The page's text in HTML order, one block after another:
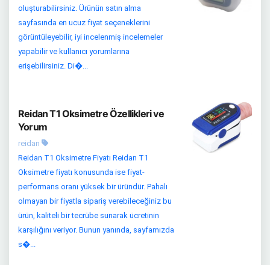
oluşturabilirsiniz. Ürünün satın alma
sayfasında en ucuz fiyat seçeneklerini
görüntüleyebilir, iyi incelenmiş incelemeler
yapabilir ve kullanıcı yorumlarına
erişebilirsiniz. Di�...
Reidan T1 Oksimetre Özellikleri ve
Yorum
reidan
Reidan T1 Oksimetre Fiyatı Reidan T1
Oksimetre fiyatı konusunda ise fiyat-
performans oranı yüksek bir üründür. Pahalı
olmayan bir fiyatla sipariş verebileceğiniz bu
ürün, kaliteli bir tecrübe sunarak ücretinin
karşılığını veriyor. Bunun yanında, sayfamızda
s�...